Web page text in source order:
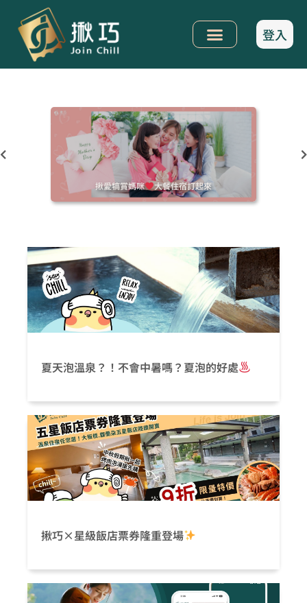
登入
揪愛犒賞媽咪 大餐住宿訂起來
夏天泡溫泉？！不會中暑嗎？夏泡的好處
揪巧×星級飯店票券隆重登場